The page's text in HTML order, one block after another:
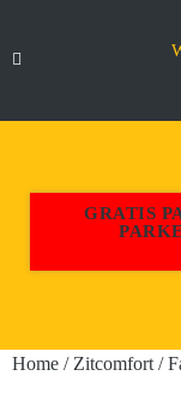
GRATIS
Home / Zitcomfort /